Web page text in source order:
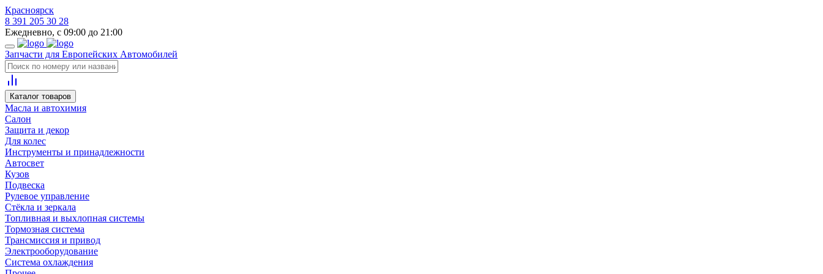
Красноярск
8 391 205 30 28
Ежедневно, с 09:00 до 21:00
Запчасти для Европейских Автомобилей
Каталог товаров
Масла и автохимия
Салон
Защита и декор
Для колес
Инструменты и принадлежности
Автосвет
Кузов
Подвеска
Рулевое управление
Стёкла и зеркала
Топливная и выхлопная системы
Тормозная система
Трансмиссия и привод
Электрооборудование
Система охлаждения